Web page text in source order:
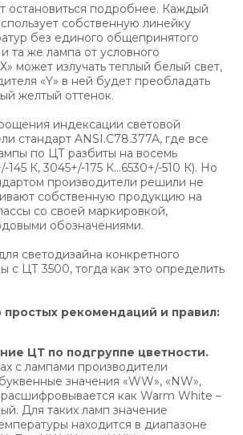
остановиться подробнее. Каждый
собственную линейку
без единого общепринятого
та же лампа от условного
может излучать теплый белый свет,
«Y» в ней будет преобладать
желтый оттенок.
индексации световой
стандарт ANSI.C78.377A, где все
по ЦТ разбиты на восемь
145 К, 3045+/-175 К…6530+/-510 К). Но
производители решили не
собственную продукцию на
со своей маркировкой,
обозначениями.
светодизайна конкретного
с ЦТ 3500, тогда как это определить
простых рекомендаций и правил:
ЦТ по подгруппе цветности.
с лампами производители
значения «WW», «NW»,
как Warm White –
Для таких ламп значение
находится в диапазоне